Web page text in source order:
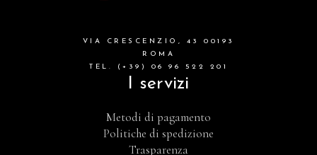
VIA CRESCENZIO, 43 00193
ROMA
TEL. (+39) 06 96 522 201
I servizi
Metodi di pagamento
Politiche di spedizione
Trasparenza